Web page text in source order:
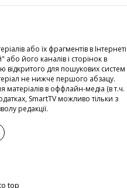
або їх фрагментів в Інтернеті
його каналів і сторінок в
для пошукових систем
не нижче першого абзацу.
матеріалів в оффлайн-медіа (в т.ч.
SmartTV можливо тільки з
редакції.
top